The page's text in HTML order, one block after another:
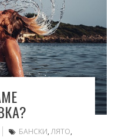
БАНСКИ,ЛЯТО,